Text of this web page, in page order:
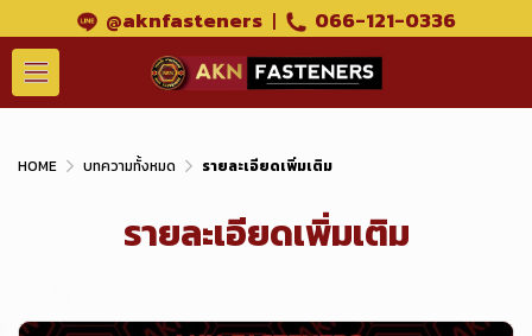
@aknfasteners | 066-121-0336
HOME บทความทั้งหมด รายละเอียดเพิ่มเติม
รายละเอียดเพิ่มเติม